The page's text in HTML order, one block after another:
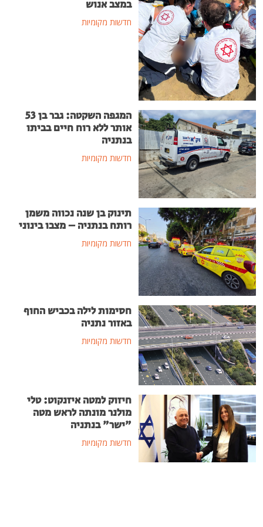
במצב אנוש
חדשות מקומיות
המגפה השקטה: גבר בן 53
אותר ללא רוח חיים בביתו
בנתניה
חדשות מקומיות
תינוק בן שנה נכווה משמן
רותח בנתניה – מצבו בינוני
חדשות מקומיות
חסימות לילה בכביש החוף
באזור נתניה
חדשות מקומיות
חיזוק למטה איזנקוט: טלי
מולנר מונתה לראש מטה
"ישר" בנתניה
חדשות מקומיות